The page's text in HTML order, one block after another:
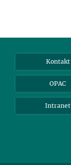
Kontakt
OPAC
Intranet